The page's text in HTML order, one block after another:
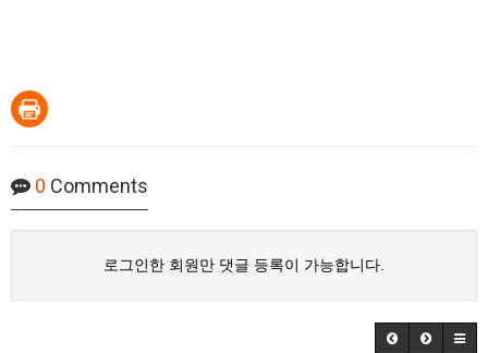
0 Comments
로그인한 회원만 댓글 등록이 가능합니다.